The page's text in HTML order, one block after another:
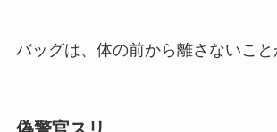
バッグは、体の前から離さないこと